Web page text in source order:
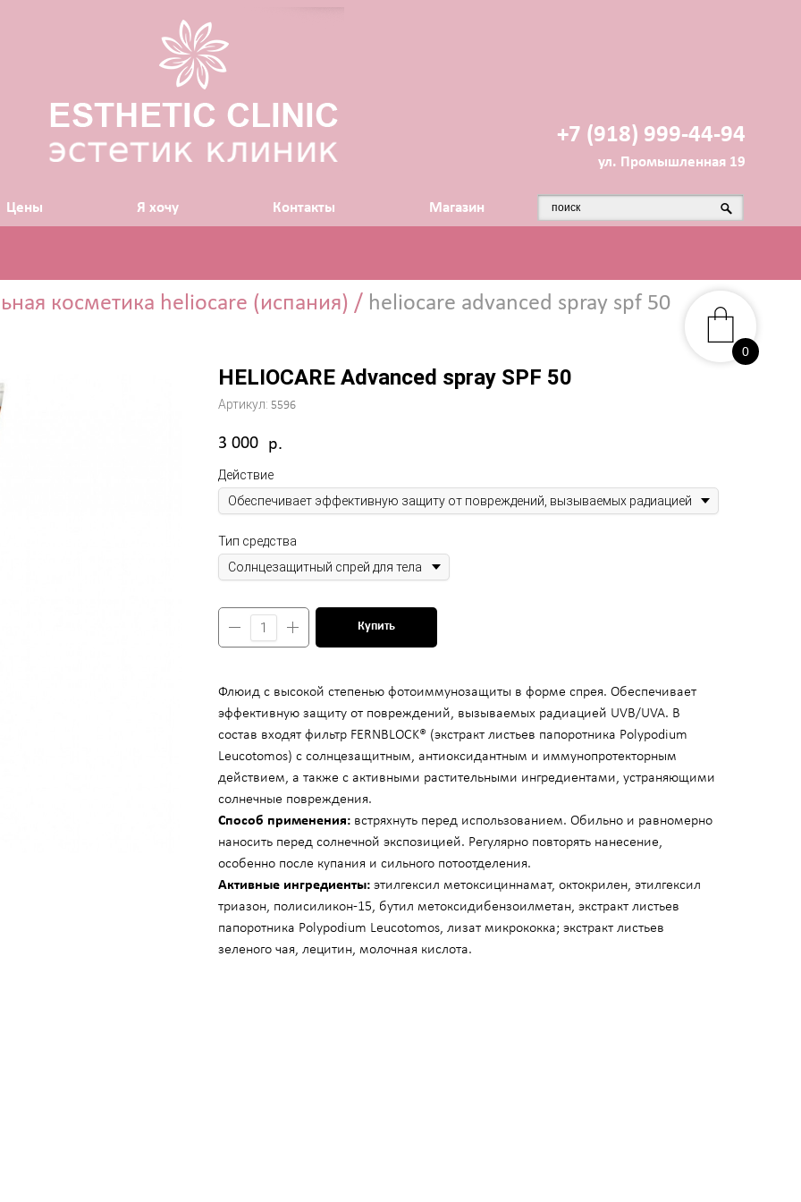
+7 (918) 999-44-94
ул. Промышленная 19
Цены Я хочу Контакты Магазин
Zein Obagi (США)
(питание и увлажнение кожи)
регенерации кожи
структуры и рельефа кожи
губ препаратами на основе стабилизированной гиалуроновой кислоты
кожи препаратами на основе нестабилизированной гиалуроновой кислоты
лица препаратами на основе стабилизированной гиалуроновой кислоты
ботулотоксином типа А Dysport (Франция)
ботулотоксином типа А Миотокс
потоотделения препаратами Миотокс; Диспорт
плазмы обогащённой тромбоцитами
( восполнение утраченных объёмов,векторный лифтинг, коллагенностимуляция, моделирование
кальция « Radiesse » (Германия)
коллаген)
ULTHERA System
Clinic на оригинальном аппарате ULTHERA
лазером CANDELA GentleLase Pro U (США), прайс для женщин.
лазером CANDELA GentleLase Pro U (США), прайс для мужчин.
лица рассасывающимися нитями Аптос
косметика heliocare (испания) / heliocare advanced spray spf 50
HELIOCARE Advanced spray SPF 50
Артикул: 5596
3 000 р.
Действие
Тип средства
Купить
Флюид с высокой степенью фотоиммунозащиты в форме спрея. Обеспечивает
эффективную защиту от повреждений, вызываемых радиацией UVB/UVA. В
состав входят фильтр FERNBLOCK® (экстракт листьев папоротника Polypodium
Leucotomos) с солнцезащитным, антиоксидантным и иммунопротекторным
действием, а также с активными растительными ингредиентами, устраняющими
солнечные повреждения.
Способ применения: встряхнуть перед использованием. Обильно и равномерно
наносить перед солнечной экспозицией. Регулярно повторять нанесение,
особенно после купания и сильного потоотделения.
Активные ингредиенты: этилгексил метоксициннамат, октокрилен, этилгексил
триазон, полисиликон-15, бутил метоксидибензоилметан, экстракт листьев
папоротника Polypodium Leucotomos, лизат микрококка; экстракт листьев
зеленого чая, лецитин, молочная кислота.
0